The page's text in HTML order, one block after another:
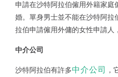
申請在沙特阿拉伯僱用外籍家庭
婚。單身男士並不能在沙特阿拉
拉伯申請僱用外傭的女性申請人
中介公司
沙特阿拉伯有許多中介公司
，